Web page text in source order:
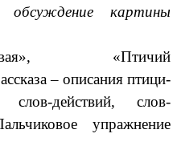
обсуждение картины
«Птичий
– описания птици-
действий, слов-
упражнение